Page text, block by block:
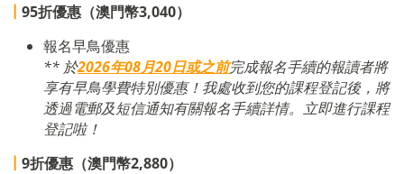
┃ 95折優惠（澳門幣3,040）
報名早鳥優惠
** 於2026年08月20日或之前完成報名手續的報讀者將
享有早鳥學費特別優惠！我處收到您的課程登記後，將
透過電郵及短信通知有關報名手續詳情。立即進行課程
登記啦！
┃ 9折優惠（澳門幣2,880）